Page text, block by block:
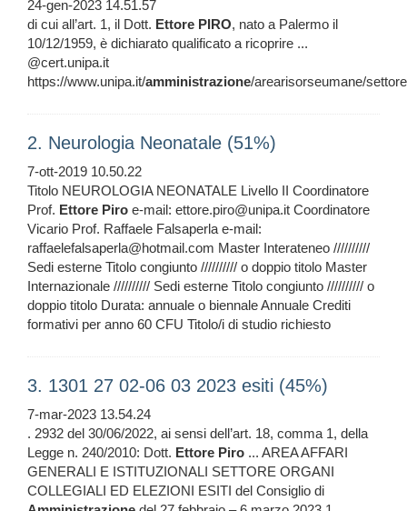
24-gen-2023 14.51.57
di cui all’art. 1, il Dott. Ettore PIRO, nato a Palermo il
10/12/1959, è dichiarato qualificato a ricoprire ...
@cert.unipa.it
https://www.unipa.it/amministrazione/arearisorseumane/
2. Neurologia Neonatale (51%)
7-ott-2019 10.50.22
Titolo NEUROLOGIA NEONATALE Livello II Coordinatore
Prof. Ettore Piro e-mail: ettore.piro@unipa.it Coordinatore
Vicario Prof. Raffaele Falsaperla e-mail:
raffaelefalsaperla@hotmail.com Master Interateneo //////////
Sedi esterne Titolo congiunto ////////// o doppio titolo Master
Internazionale ////////// Sedi esterne Titolo congiunto ////////// o
doppio titolo Durata: annuale o biennale Annuale Crediti
formativi per anno 60 CFU Titolo/i di studio richiesto
3. 1301 27 02-06 03 2023 esiti (45%)
7-mar-2023 13.54.24
. 2932 del 30/06/2022, ai sensi dell’art. 18, comma 1, della
Legge n. 240/2010: Dott. Ettore Piro ... AREA AFFARI
GENERALI E ISTITUZIONALI SETTORE ORGANI
COLLEGIALI ED ELEZIONI ESITI del Consiglio di